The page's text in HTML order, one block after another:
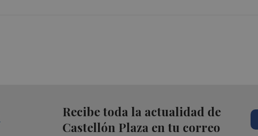
Recibe toda la actualidad de
Castellón Plaza en tu correo